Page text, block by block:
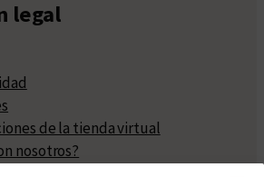
legal
de la tienda virtual
nosotros?